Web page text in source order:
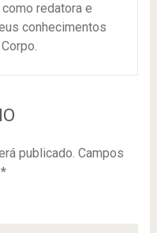
redatora e
conhecimentos
publicado. Campos
*